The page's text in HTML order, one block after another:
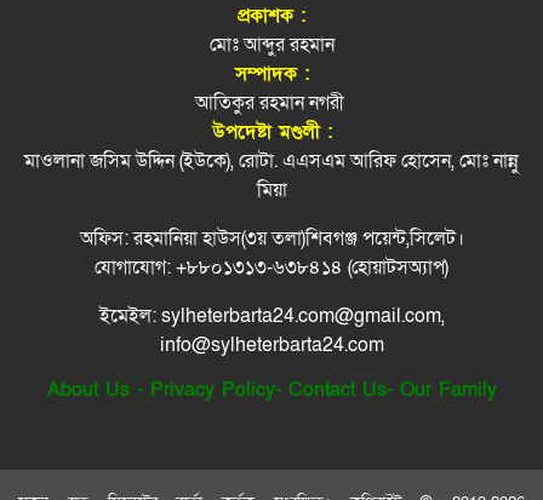
হজ যাত্রীদের জন্য ৩ স্তরে প্যাকেজ ঘোষণা হাব’র
দরজা ভেঙে বের করা হলো পুলিশ সদস্যের মরদেহ
স্বর্ণের দামে বড় লাফ, ভরি ছাড়াল সোয়া ২ লাখ
এবার ৫ দেশি মাছে মিলল মাইক্রোপ্লাস্টিক, বেশি
জ্বালানি সংকট থেকে উত্তরণে সময় লাগবে: সিলেটে
জৈন্তাপুরে জুলাই গণঅভ্যুত্থান দিবস পালিত
ফেঞ্চুগঞ্জে সড়ক দুর্ঘটনায় মোটরসাইকেল আরোহির
মৃ.ত্যু
হাম উপসর্গে সিলেটে আরও ২ শিশুর মৃত্যু
অহেতুক ইস্যু বানালে পলাতক স্বৈরাচারের পুনরুত্থানের
প্রকাশক :
মোঃ আব্দুর রহমান
সম্পাদক :
আতিকুর রহমান নগরী
উপদেষ্টা মণ্ডলী :
মাওলানা জসিম উদ্দিন (ইউকে), রোটা. এএসএম আরিফ হোসেন, মোঃ নান্নু
মিয়া
অফিস: রহমানিয়া হাউস(৩য় তলা)শিবগঞ্জ পয়েন্ট,সিলেট।
যোগাযোগ: +৮৮০১৩১৩-৬৩৮৪১৪ (হোয়াটসঅ্যাপ)
ইমেইল: sylheterbarta24.com@gmail.com,
info@sylheterbarta24.com
About Us- Privacy Policy- Contact Us- Our Family